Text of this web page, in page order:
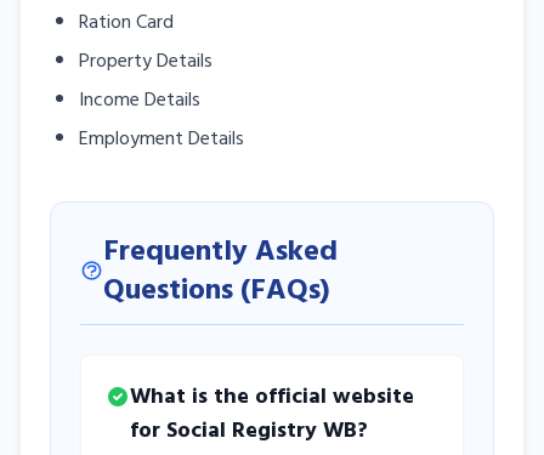
Ration Card
Property Details
Income Details
Employment Details
Frequently Asked
Questions (FAQs)
What is the official website
for Social Registry WB?